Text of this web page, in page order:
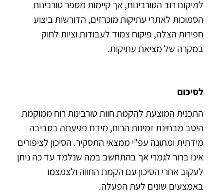
למיקום רוב הטורבינות, אך קיימות מספר טורבינות
הסמוכות לאתרי עתיקות מוכרזים, הדורשות ביצוע
חפירות הצלה, פיקוח צמוד לעבודות וציות לחוק
במקרה של מציאת עתיקות.
לסיכום
התכנית המוצעת להקמת חוות טורבינות רוח ממוקמת
היטב מבחינת זמינות הרוח, מידת פגיעתה בסביבה
מידתית ומתונה עפ"י ממצאי התסקיר. הסיכון לציפורים
אינו ברור לגמרי אך בהתחשב במה שנלמד עד כה ניתן
לעקוב אחרי הסיכון עם הקמת החווה ולצמצמו
באמצעים שונים לעת הפעלה.